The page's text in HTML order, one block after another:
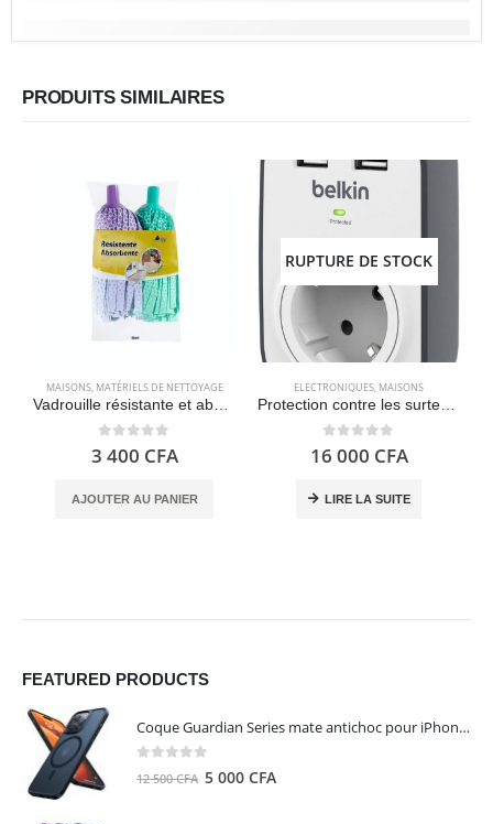
PRODUITS SIMILAIRES
MAISONS, MATÉRIELS DE NETTOYAGE
Vadrouille résistante et absorbante sols intérieurs et extérieurs – Bosque Verde
0 out of 5
3 400 CFA
AJOUTER AU PANIER
RUPTURE DE STOCK
ELECTRONIQUES, MAISONS
Protection contre les surtensions avec une prise et 2 ports de charge USB Belkin BSV103 SurgeCube
0 out of 5
16 000 CFA
LIRE LA SUITE
FEATURED PRODUCTS
Coque Guardian Series mate antichoc pour iPhone 15 Pro Max avec Magsafe Noir - Torras
12 500CFA Le
5 000 CFALe